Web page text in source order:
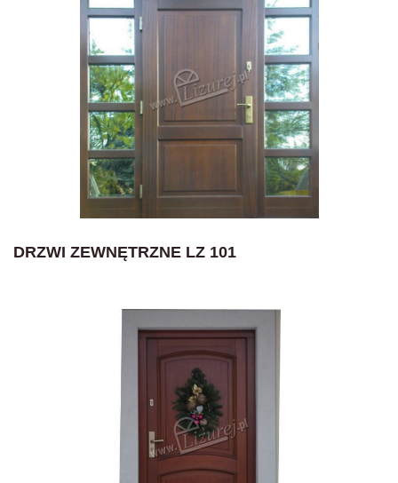
DRZWI ZEWNĘTRZNE LZ 101